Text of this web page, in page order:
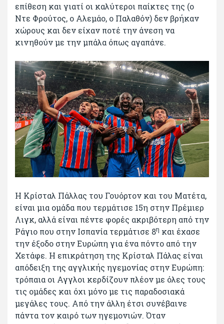
επίθεση και γιατί οι καλύτεροι παίκτες της (ο
Ντε Φρούτος, ο Αλεμάο, ο Παλαθόν) δεν βρήκαν
χώρους και δεν είχαν ποτέ την άνεση να
κινηθούν με την μπάλα όπως αγαπάνε.
Η Κρίσταλ Πάλλας του Γουόρτον και του Ματέτα,
είναι μια ομάδα που τερμάτισε 15η στην Πρέμιερ
Λιγκ, αλλά είναι πέντε φορές ακριβότερη από την
Ράγιο που στην Ισπανία τερμάτισε 8η και έχασε
την έξοδο στην Ευρώπη για ένα πόντο από την
Χετάφε. Η επικράτηση της Κρίσταλ Πάλας είναι
απόδειξη της αγγλικής ηγεμονίας στην Ευρώπη:
τρόπαια οι Αγγλοι κερδίζουν πλέον με όλες τους
τις ομάδες και όχι μόνο με τις παραδοσιακά
μεγάλες τους. Από την άλλη έτσι συνέβαινε
πάντα τον καιρό των ηγεμονιών. Όταν